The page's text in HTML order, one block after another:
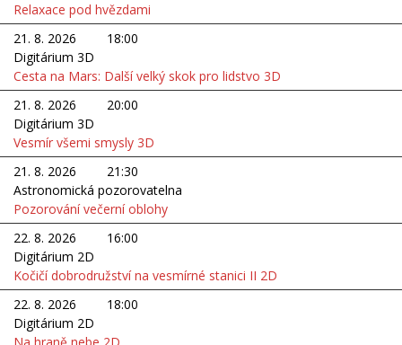
Relaxace pod hvězdami
21. 8. 2026
18:00
Digitárium 3D
Cesta na Mars: Další velký skok pro lidstvo 3D
21. 8. 2026
20:00
Digitárium 3D
Vesmír všemi smysly 3D
21. 8. 2026
21:30
Astronomická pozorovatelna
Pozorování večerní oblohy
22. 8. 2026
16:00
Digitárium 2D
Kočičí dobrodružství na vesmírné stanici II 2D
22. 8. 2026
18:00
Digitárium 2D